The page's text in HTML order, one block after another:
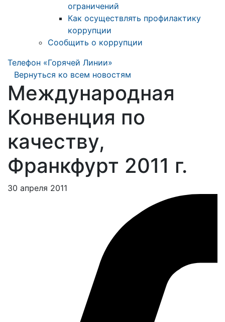
ограничений
Как осуществлять профилактику
коррупции
Сообщить о коррупции
Телефон «Горячей Линии»
Вернуться ко всем новостям
Международная
Конвенция по
качеству,
Франкфурт 2011 г.
30 апреля 2011